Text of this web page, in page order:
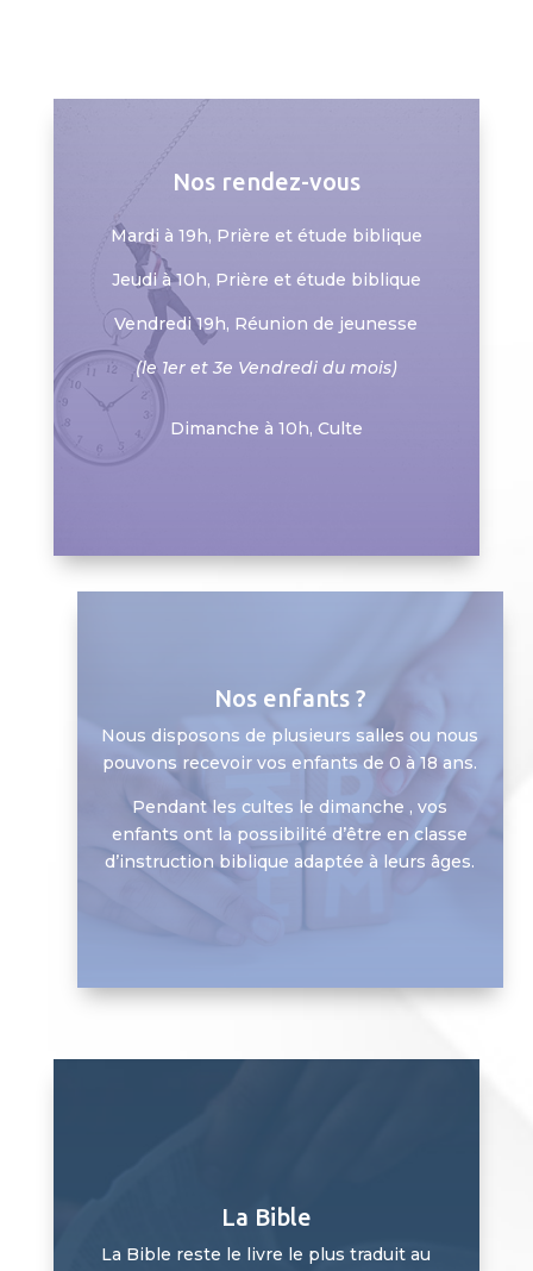
Nos rendez-vous
Mardi à 19h, Prière et étude biblique
Jeudi à 10h, Prière et étude biblique
Vendredi 19h, Réunion de jeunesse
(le 1er et 3e Vendredi du mois)
Dimanche à 10h, Culte
Nos enfants ?
Nous disposons de plusieurs salles ou nous
pouvons recevoir vos enfants de 0 à 18 ans.
Pendant les cultes le dimanche , vos
enfants ont la possibilité d’être en classe
d’instruction biblique adaptée à leurs âges.
La Bible
La Bible reste le livre le plus traduit au